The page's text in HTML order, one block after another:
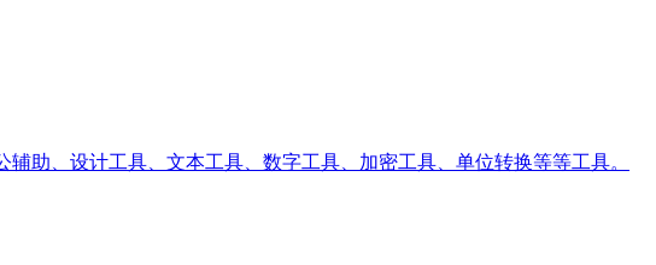
助、设计工具、文本工具、数字工具、加密工具、单位转换等等工具。